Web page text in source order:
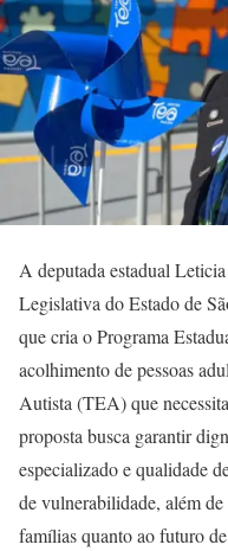
A deputada estadual
Legislativa do Estado de
que cria o Programa
acolhimento de pessoas
Autista (TEA) que
proposta busca garantir
especializado e qualidade
de vulnerabilidade, além
famílias quanto ao futuro